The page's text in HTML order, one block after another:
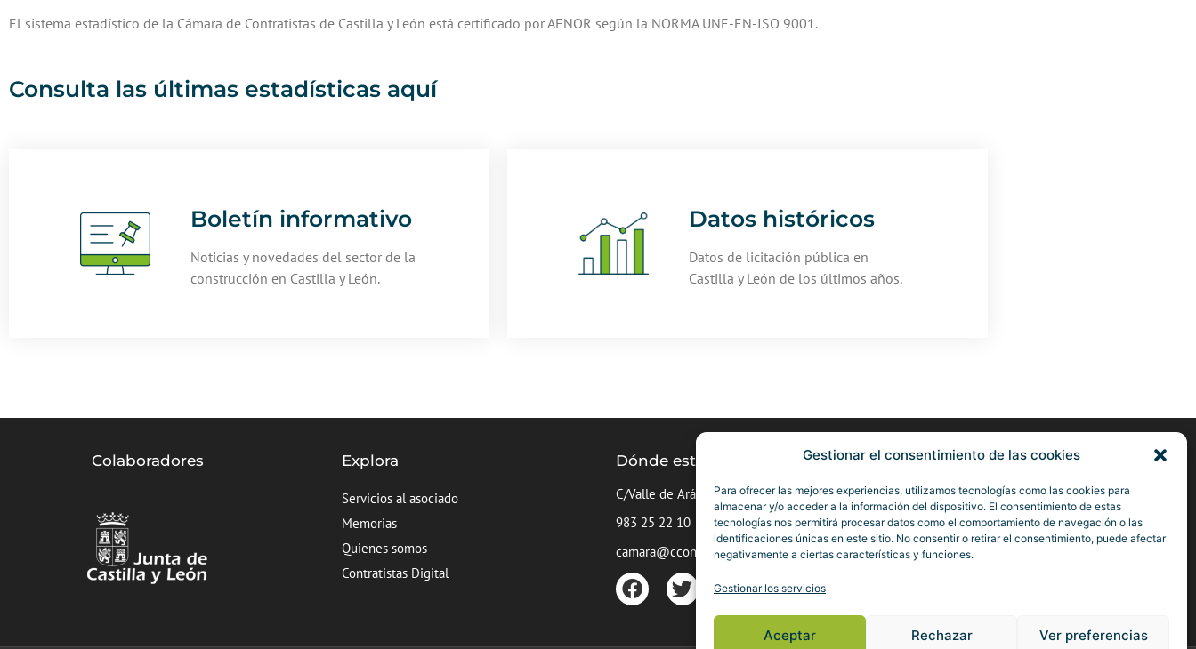
Gestionar el consentimiento de las cookies
Para ofrecer las mejores experiencias, utilizamos tecnologías como las cookies para
almacenar y/o acceder a la información del dispositivo. El consentimiento de estas
tecnologías nos permitirá procesar datos como el comportamiento de navegación o las
identificaciones únicas en este sitio. No consentir o retirar el consentimiento, puede afectar
negativamente a ciertas características y funciones.
Gestionar los servicios
Aceptar Rechazar Ver preferencias
El sistema estadístico de la Cámara de Contratistas de Castilla y León está certificado por AENOR según la NORMA UNE-EN-ISO 9001.
Consulta las últimas estadísticas aquí
Boletín informativo
Noticias y novedades del sector de la
construcción en Castilla y León.
Datos históricos
Datos de licitación pública en
Castilla y León de los últimos años.
Colaboradores Explora
Servicios al asociado
Memorias
Quienes somos
Contratistas Digital
Dónde estamos
C/Valle de Arán nº5, Valladolid
983 25 22 10
camara@ccontratistascyl.es
Defiende tu empresa
Hazte socio